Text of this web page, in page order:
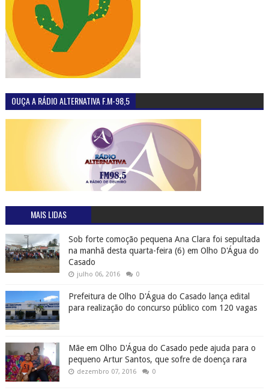
OUÇA A RÁDIO ALTERNATIVA F.M-98,5
MAIS LIDAS
Sob forte comoção pequena Ana Clara foi sepultada
na manhã desta quarta-feira (6) em Olho D'Água do
Casado
julho 06, 2016 0
Prefeitura de Olho D'Água do Casado lança edital
para realização do concurso público com 120 vagas
Mãe em Olho D'Água do Casado pede ajuda para o
pequeno Artur Santos, que sofre de doença rara
dezembro 07, 2016 0